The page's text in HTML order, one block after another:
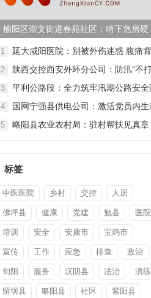
榆阳区崇文街道春苑社区：啃下危房硬
骨头 守护群“众头顶上的安...
1
延大咸阳医院：别被外伤迷惑 腹痛
2
陕西交控西安外环分公司：防汛“不
3
平利公路段：全力筑牢汛期公路安全
4
国网宁强县供电公司：激活党员内生
5
略阳县农业农村局：驻村帮扶见真章
标签
中医医院 乡村 交控 人居
佛坪县 健康 党建 勉县 医院
培训 安全 安康市 宝鸡市
宣传 工作 应急 排查 政治
旬阳 服务 汉阴县 法治 演练
留坝县 略阳县 社区 紫阳县